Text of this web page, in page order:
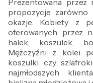
Prezentowana
propozycje
okazje. Kobiety z
oferowanych przez
halek, koszulek,
Mężczyźni z kolei
koszulki czy
najmłodszych